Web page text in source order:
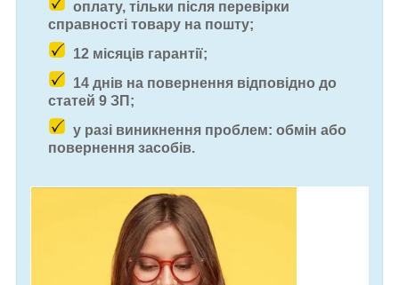
оплату, тільки після перевірки
справності товару на пошту;
12 місяців гарантії;
14 днів на повернення відповідно до
статей 9 ЗП;
у разі виникнення проблем: обмін або
повернення засобів.